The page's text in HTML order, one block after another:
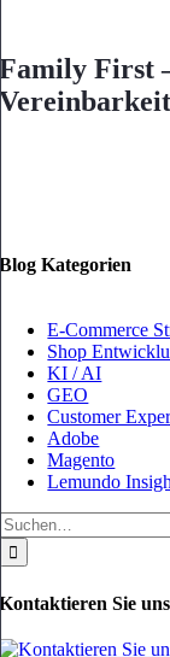
Family First
Blog Kategorien
E-Commerce
Shop
KI / AI
GEO
Customer
Adobe
Magento
Lemundo
Kontaktieren Sie uns